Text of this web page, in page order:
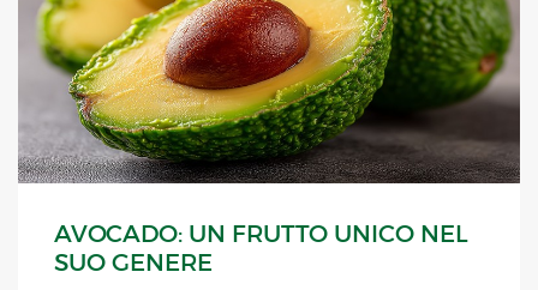
AVOCADO: UN FRUTTO UNICO NEL
SUO GENERE